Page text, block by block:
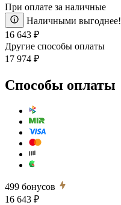
При оплате за наличные
Наличными выгоднее!
16 643 ₽
Другие способы оплаты
17 974 ₽
Способы оплаты
499 бонусов
16 643 ₽